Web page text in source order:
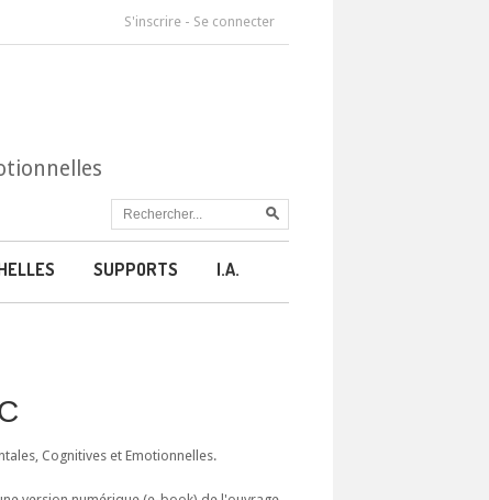
S'inscrire - Se connecter
SUPPORTS I.A.
Cognitives et Emotionnelles.